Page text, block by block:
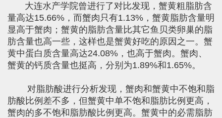
大连水产学院曾进行了对比发现，蟹黄粗脂肪含
量高达15.66%，而蟹肉只有1.13%，蟹黄脂肪含量明
显高于蟹肉；蟹黄的脂肪含量比其它鱼贝类卵巢的脂
肪含量也高一些，这样也是蟹黄好吃的原因之一。蟹
黄中蛋白质含量高达24.08%，也高于蟹肉。蟹肉、
蟹黄的钙质含量也挺高，分别为1.89%和1.65%。
对脂肪酸进行分析发现，蟹肉和蟹黄中不饱和脂
肪酸比例差不多，但蟹黄中单不饱和脂肪比例更高，
蟹肉的多不饱和脂肪酸比例更高。蟹黄中的必需脂肪